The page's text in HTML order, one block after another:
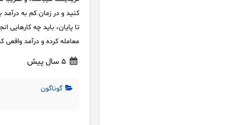
کنید و در زمان کم به
تا پایان، باید چه
معامله کرده و درآمد
گوناگون